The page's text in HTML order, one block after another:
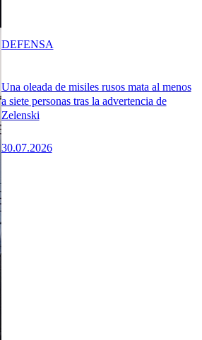
Una oleada de misiles rusos mata al menos
a siete personas tras la advertencia de
Zelenski
30.07.2026
DEFENSA